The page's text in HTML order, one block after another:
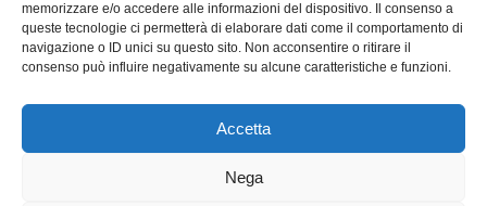
memorizzare e/o accedere alle informazioni del dispositivo. Il consenso a
queste tecnologie ci permetterà di elaborare dati come il comportamento di
navigazione o ID unici su questo sito. Non acconsentire o ritirare il
consenso può influire negativamente su alcune caratteristiche e funzioni.
Accetta
Nega
pubblicizzando e fornendo link al sito Amazon.it